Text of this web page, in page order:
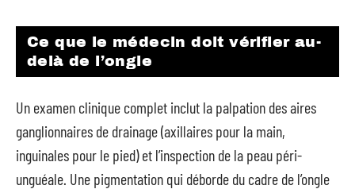
Ce que le médecin doit vérifier au-
delà de l’ongle
Un examen clinique complet inclut la palpation des aires
ganglionnaires de drainage (axillaires pour la main,
inguinales pour le pied) et l’inspection de la peau péri-
unguéale. Une pigmentation qui déborde du cadre de l’ongle